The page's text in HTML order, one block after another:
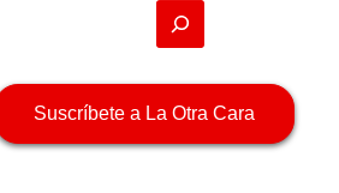
Suscríbete a La Otra Cara